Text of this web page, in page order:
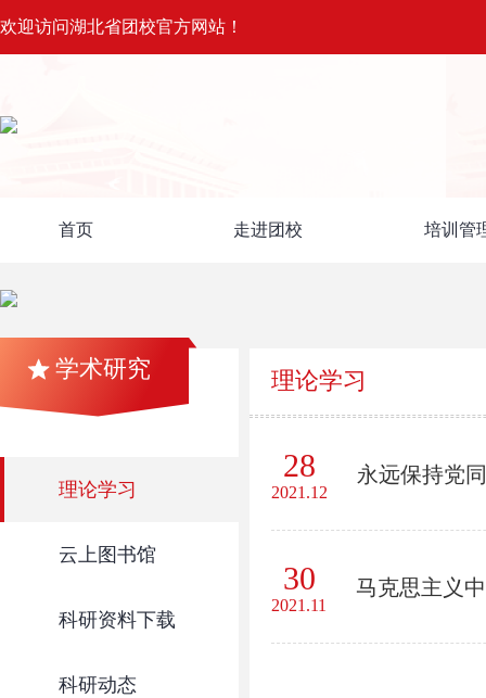
欢迎访问湖北省团校官方网站！
首页 走进团校 培训管
学术研究
理论学习
云上图书馆
科研资料下载
科研动态
理论学习
28
2021.12
永远保持党
30
2021.11
马克思主义